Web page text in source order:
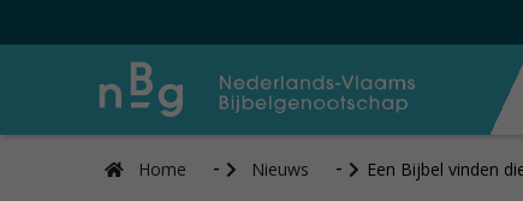
Home Nieuws Een Bijbel vinden